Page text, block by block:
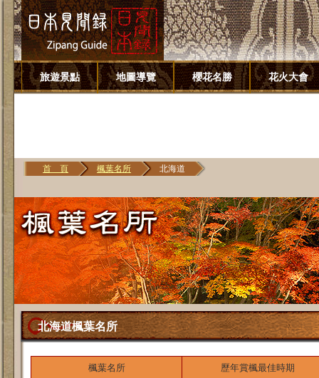
旅遊景點 地圖導覽 櫻花名勝 花火大會
首 頁 楓葉名所 北海道
北海道楓葉名所
楓葉名所 歷年賞楓最佳時期